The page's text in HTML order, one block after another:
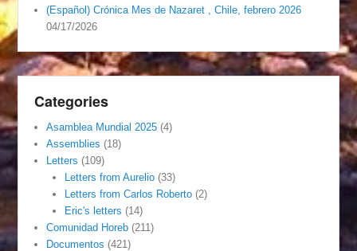
(Español) Crónica Mes de Nazaret , Chile, febrero 2026
04/17/2026
Categories
Asamblea Mundial 2025 (4)
Assemblies (18)
Letters (109)
Letters from Aurelio(33)
Letters from Carlos Roberto(2)
Eric's letters (14)
Comunidad Horeb (211)
Documentos (421)